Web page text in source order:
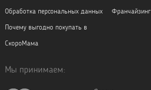
Обработка персональных данных
Франчайзинг
Почему выгодно покупать в
СкороМама
Мы принимаем: